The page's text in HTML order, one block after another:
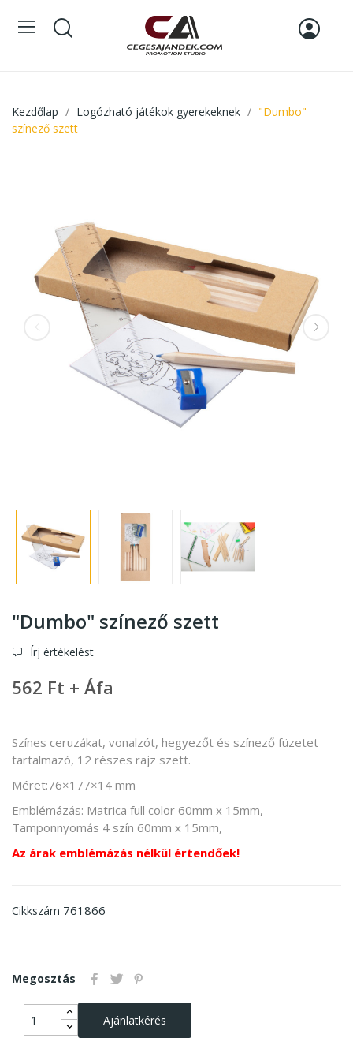
Kezdőlap Logózható játékok gyerekeknek
"Dumbo"
színező szett
"Dumbo" színező szett
Írj értékelést
562 Ft + Áfa
Színes ceruzákat, vonalzót, hegyezőt és színező füzetet
tartalmazó, 12 részes rajz szett.
Méret:76×177×14 mm
Emblémázás: Matrica full color 60mm x 15mm,
Tamponnyomás 4 szín 60mm x 15mm,
Az árak emblémázás nélkül értendőek!
Cikkszám 761866
Megosztás
Ajánlatkérés